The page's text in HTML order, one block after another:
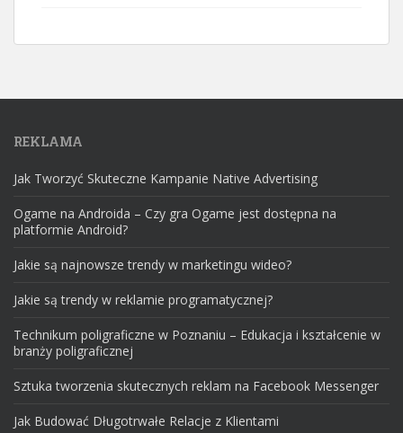
REKLAMA
Jak Tworzyć Skuteczne Kampanie Native Advertising
Ogame na Androida – Czy gra Ogame jest dostępna na
platformie Android?
Jakie są najnowsze trendy w marketingu wideo?
Jakie są trendy w reklamie programatycznej?
Technikum poligraficzne w Poznaniu – Edukacja i kształcenie w
branży poligraficznej
Sztuka tworzenia skutecznych reklam na Facebook Messenger
Jak Budować Długotrwałe Relacje z Klientami